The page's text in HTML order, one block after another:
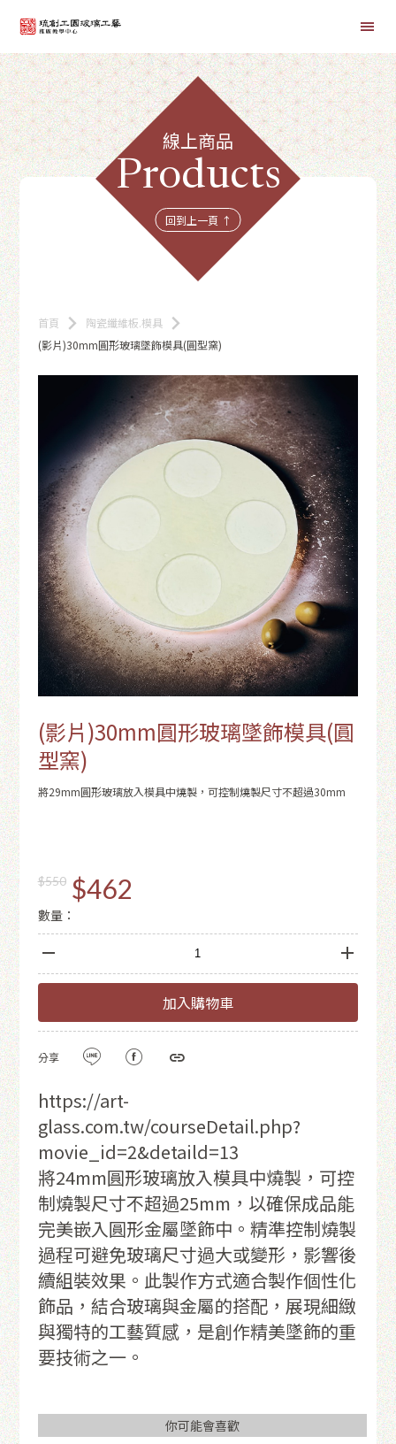
首頁
線上課程
線上商品
Products
回到上一頁 ↑
首頁
陶瓷纖維板.模具
(影片)30mm圓形玻璃墜飾模具(圓型窯)
(影片)30mm圓形玻璃墜飾模具(圓
型窯)
將29mm圓形玻璃放入模具中燒製，可控制燒製尺寸不超過30mm
$550 $462
數量：
加入購物車
分享
https://art-
glass.com.tw/courseDetail.php?
movie_id=2&detaild=13
將24mm圓形玻璃放入模具中燒製，可控
制燒製尺寸不超過25mm，以確保成品能
完美嵌入圓形金屬墜飾中。精準控制燒製
過程可避免玻璃尺寸過大或變形，影響後
續組裝效果。此製作方式適合製作個性化
飾品，結合玻璃與金屬的搭配，展現細緻
與獨特的工藝質感，是創作精美墜飾的重
要技術之一。
你可能會喜歡